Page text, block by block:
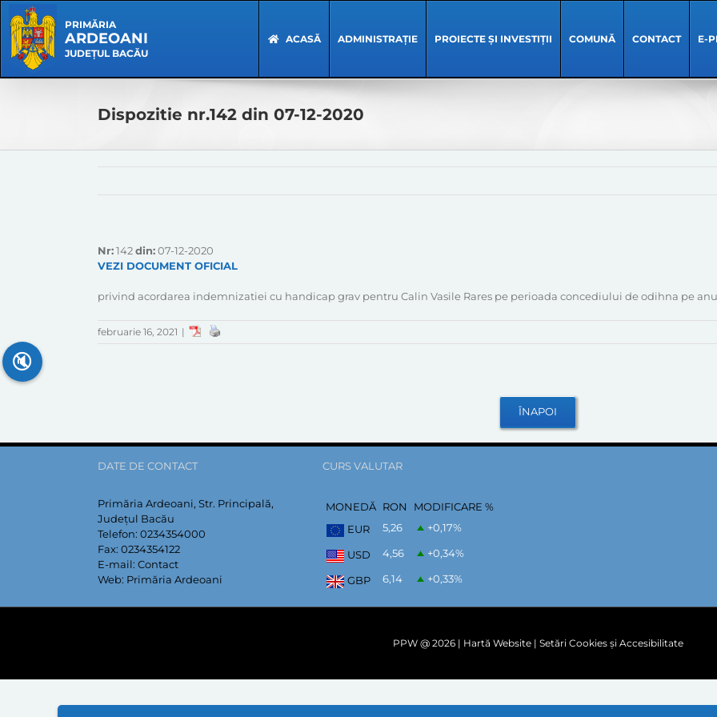
content
Navigation
PRIMĂRIA
ARDEOANI
JUDEȚUL BACĂU
ACASĂ ADMINISTRAȚIE PROIECTE ȘI INVESTIȚII COMUNĂ CONTACT E-
Dispozitie nr.142 din 07-12-2020
Nr:142din:07-12-2020
VEZI DOCUMENT OFICIAL
privind acordarea indemnizatiei cu handicap grav pentru Calin Vasile Rares pe perioada concediului de odihna pe
februarie 16, 2021 |
DATE DE CONTACT
Primăria Ardeoani, Str. Principală,
Județul Bacău
Telefon: 0234354000
Fax: 0234354122
E-mail: Contact
Web: Primăria Ardeoani
CURS VALUTAR
MONEDĂ RON
MODIFICARE %
EUR
5,26 +0,17%
USD 4,56 +0,34%
GBP 6,14 +0,33%
PPW @ 2026 | Hartă Website| Setări Cookies și Accesibilitate
🔇